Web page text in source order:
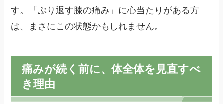
す。「ぶり返す膝の痛み」に心当たりがある方
は、まさにこの状態かもしれません。
痛みが続く前に、体全体を見直すべ
き理由